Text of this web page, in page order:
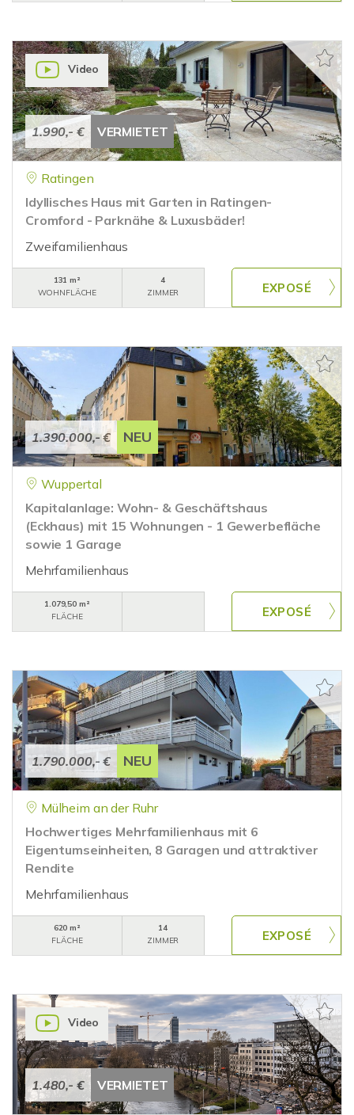
1.990,- € VERMIETET
Video
Ratingen
Idyllisches Haus mit Garten in Ratingen-
Cromford - Parknähe & Luxusbäder!
Zweifamilienhaus
131 m²
WOHNFLÄCHE
4
ZIMMER
1.390.000,- € NEU
Wuppertal
Kapitalanlage: Wohn- & Geschäftshaus
(Eckhaus) mit 15 Wohnungen - 1 Gewerbefläche
sowie 1 Garage
Mehrfamilienhaus
1.079,50 m²
FLÄCHE
1.790.000,- € NEU
Mülheim an der Ruhr
Hochwertiges Mehrfamilienhaus mit 6
Eigentumseinheiten, 8 Garagen und attraktiver
Rendite
Mehrfamilienhaus
620 m²
FLÄCHE
14
ZIMMER
1.480,- € VERMIETET
Video